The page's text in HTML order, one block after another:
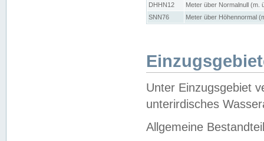
DHHN12
Meter über Normalnull (m.
SNN76
Meter über Höhennormal
Unter Einzugsgebiet
unterirdisches
Allgemeine